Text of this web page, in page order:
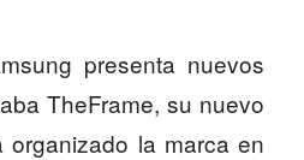
presenta nuevos
TheFrame, su nuevo
la marca en